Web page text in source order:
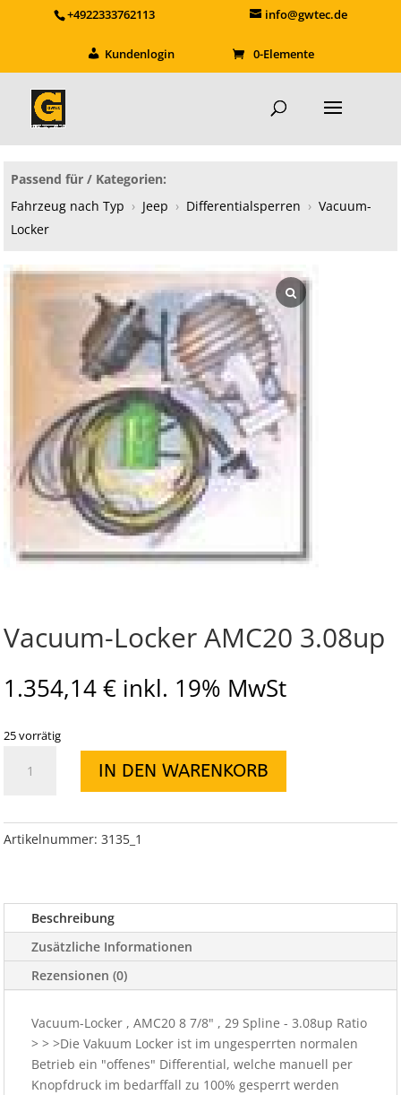
+4922333762113 info@gwtec.de
Kundenlogin 0-Elemente
Passend für / Kategorien:
Fahrzeug nach Typ › Jeep › Differentialsperren › Vacuum-
Locker
Vacuum-Locker AMC20 3.08up
1.354,14€ inkl. 19% MwSt
25 vorrätig
Locker
Menge
IN DEN WARENKORB
Artikelnummer: 3135_1
Beschreibung
Zusätzliche Informationen
Rezensionen (0)
Vacuum-Locker , AMC20 8 7/8" , 29 Spline - 3.08up Ratio
> > >Die Vakuum Locker ist im ungesperrten normalen
Betrieb ein "offenes" Differential, welche manuell per
Knopfdruck im bedarffall zu 100% gesperrt werden